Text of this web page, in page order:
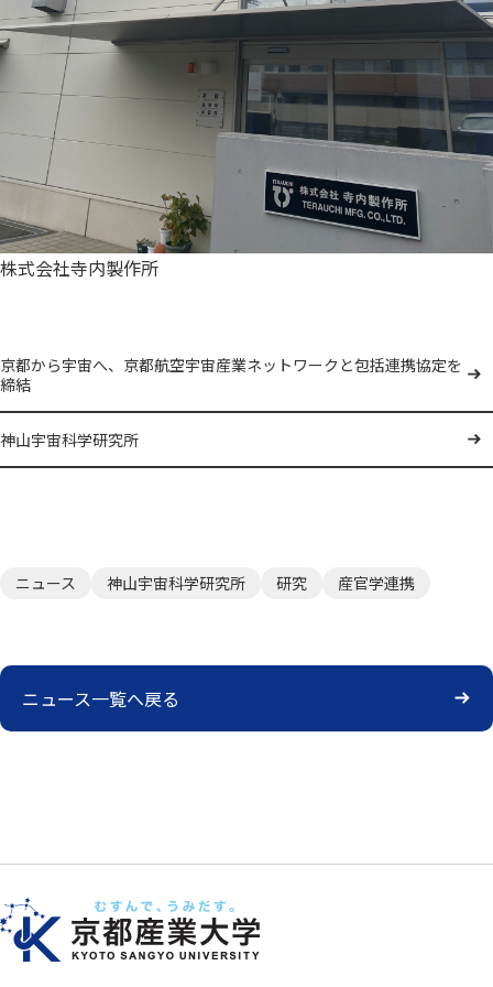
株式会社寺内製作所
京都から宇宙へ、京都航空宇宙産業ネットワークと包括連携協定を
締結
神山宇宙科学研究所
ニュース 神山宇宙科学研究所 研究 産官学連携
ニュース一覧へ戻る